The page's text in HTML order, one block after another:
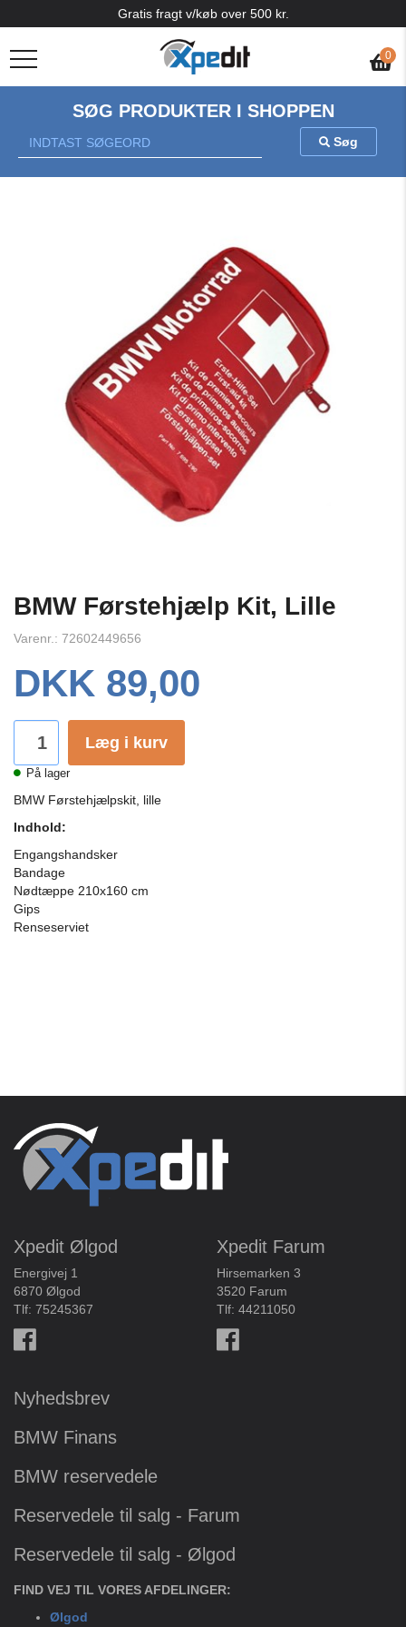
0
Gratis fragt v/køb over 500 kr.
SØG PRODUKTER I SHOPPEN
Søg
BMW Førstehjælp Kit, Lille
Varenr.: 72602449656
DKK 89,00
Læg i kurv
På lager
BMW Førstehjælpskit, lille
Indhold:
Engangshandsker
Bandage
Nødtæppe 210x160 cm
Gips
Renseserviet
Xpedit Ølgod
Energivej 1
6870 Ølgod
Tlf: 75245367
Xpedit Farum
Hirsemarken 3
3520 Farum
Tlf: 44211050
Nyhedsbrev
BMW Finans
BMW reservedele
Reservedele til salg - Farum
Reservedele til salg - Ølgod
FIND VEJ TIL VORES AFDELINGER:
Ølgod